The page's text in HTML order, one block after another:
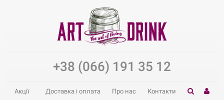
+38 (066) 191 35 12
Акції Доставка і оплата Про нас Контакти